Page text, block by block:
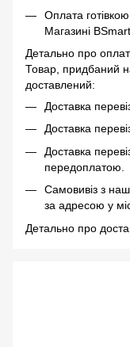
Оплата
Магазині
Детально про
Товар, придбаний
доставлений:
Доставка
Доставка
Доставка
передоплатою.
Самовивіз з
за адресою у
Детально про